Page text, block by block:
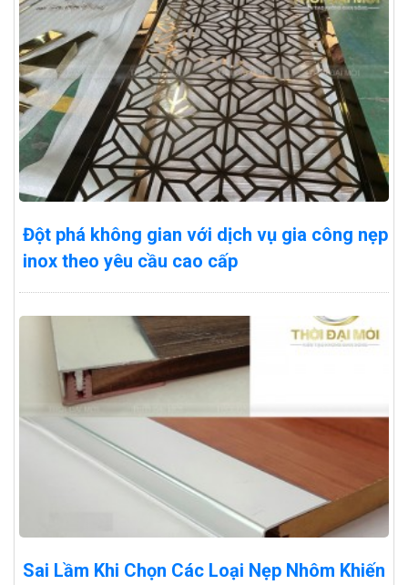
Đột phá không gian với dịch vụ gia công nẹp
inox theo yêu cầu cao cấp
Sai Lầm Khi Chọn Các Loại Nẹp Nhôm Khiến